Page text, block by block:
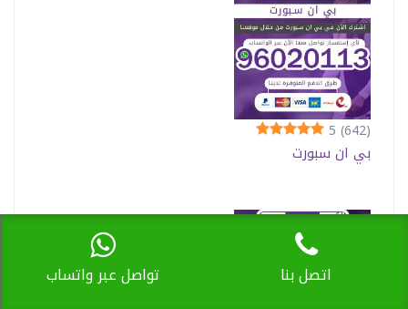
5 (642)
بي ان سبورت
اتصل بنا تواصل عبر واتساب